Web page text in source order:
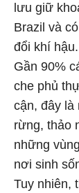
lưu giữ
Brazil và
đổi khí hậu.
Gần 90%
che phủ
cận, đây là
rừng, thảo
những
nơi sinh
Tuy nhiên,